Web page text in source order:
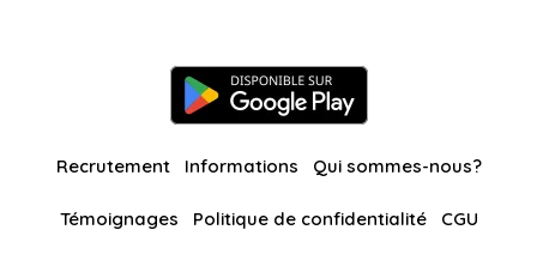
Recrutement Informations Qui sommes-nous?
Témoignages Politique de confidentialité CGU